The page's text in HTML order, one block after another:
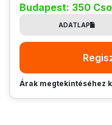
Budapest: 350
ADATLAP
Árak megtekintéséhez